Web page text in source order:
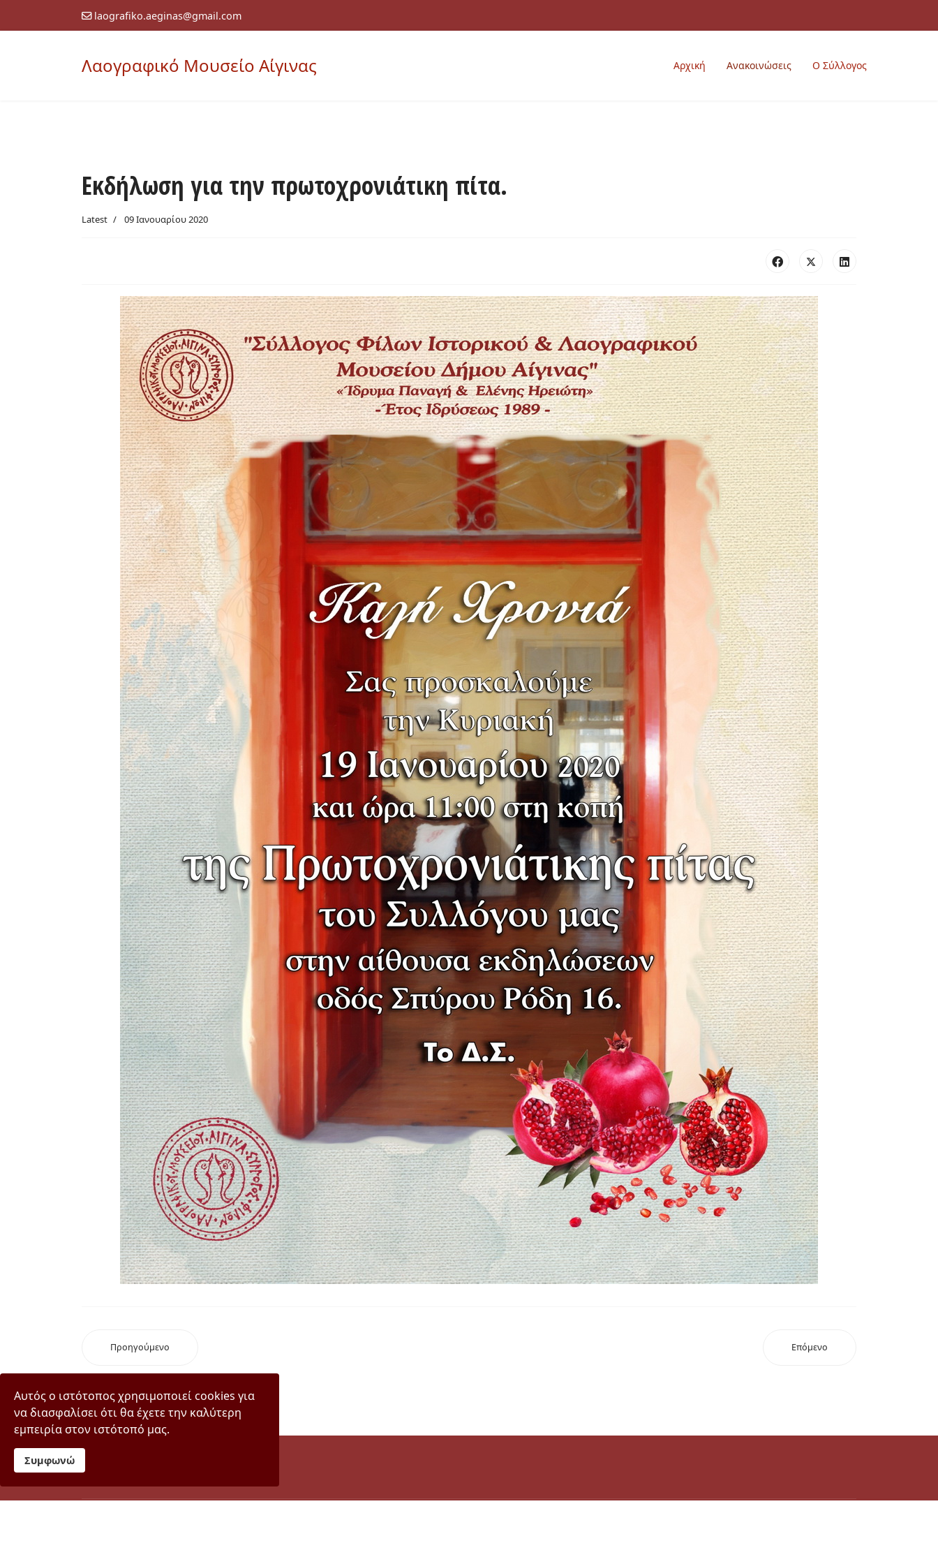
laografiko.aeginas@gmail.com
Λαογραφικό Μουσείο Αίγινας Αρχική Ανακοινώσεις Ο Σύλλογος
Εκδήλωση για την πρωτοχρονιάτικη πίτα.
Latest 09 Ιανουαρίου 2020
Προηγούμενο Επόμενο
Αυτός ο ιστότοπος χρησιμοποιεί cookies για
να διασφαλίσει ότι θα έχετε την καλύτερη
εμπειρία στον ιστότοπό μας.
Συμφωνώ